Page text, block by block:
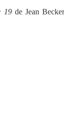
19 de Jean